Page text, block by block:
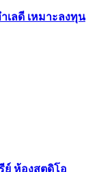
เลดี เหมาะลงทุน
ย์ ห้องสตูดิโอ